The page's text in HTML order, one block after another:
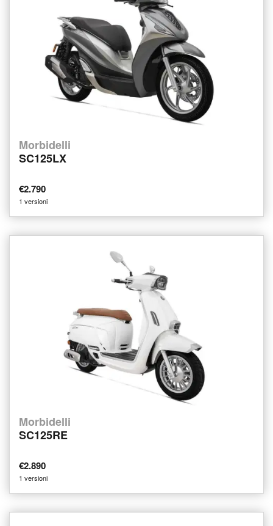
Morbidelli
SC125LX
€2.790
1 versioni
Morbidelli
SC125RE
€2.890
1 versioni